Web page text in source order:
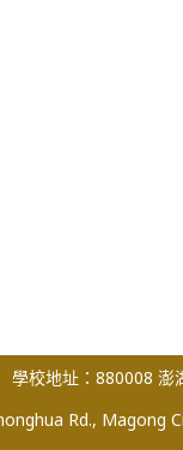
學校地址：880008 澎
Rd., Magong